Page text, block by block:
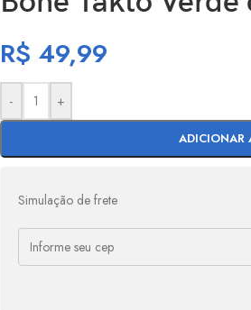
R$ 49,99
- +
ADICIONAR
Simulação de frete